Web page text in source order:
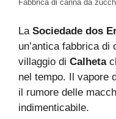
Fabbrica di canna da
La Sociedade dos
un’antica fabbrica di
villaggio di Calheta
nel tempo. Il vapore
il rumore delle
indimenticabile.